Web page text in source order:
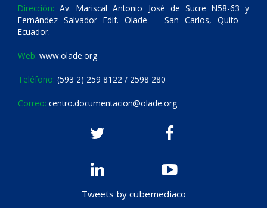
Dirección: Av. Mariscal Antonio José de Sucre N58-63 y
Fernández Salvador Edif. Olade – San Carlos, Quito –
Ecuador.
Web: www.olade.org
Teléfono: (593 2) 259 8122 / 2598 280
Correo: centro.documentacion@olade.org
Tweets by cubemediaco